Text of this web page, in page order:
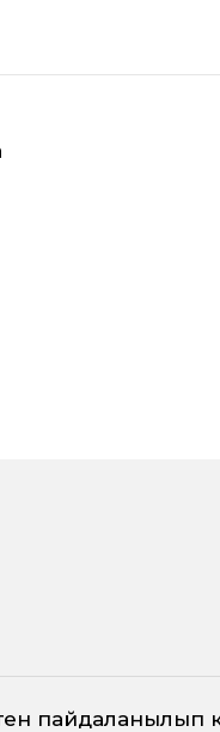
пайдаланылып